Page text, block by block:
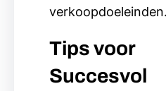
verkoopdoeleinden.
Tips voor
Succesvol